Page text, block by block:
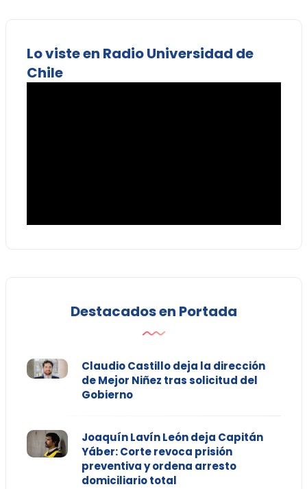
Lo viste en Radio Universidad de
Chile
Destacados en Portada
Claudio Castillo deja la dirección
de Mejor Niñez tras solicitud del
Gobierno
Joaquín Lavín León deja Capitán
Yáber: Corte revoca prisión
preventiva y ordena arresto
domiciliario total